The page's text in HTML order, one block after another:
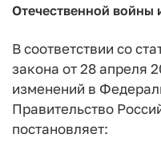
Отечественной войны
В соответствии со
закона от 28 апреля
изменений в
Правительство
постановляет: